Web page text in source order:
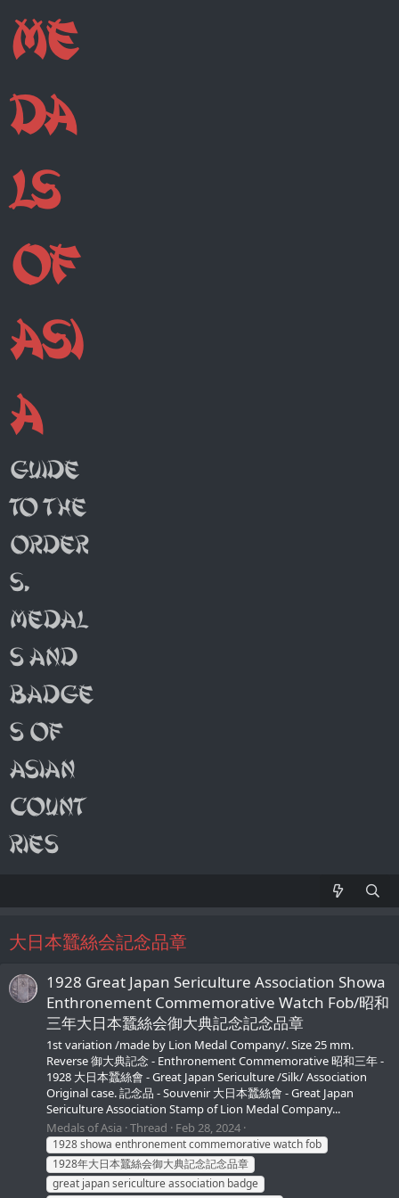
大日本蠶絲会記念品章
1928 Great Japan Sericulture Association Showa
Enthronement Commemorative Watch Fob/昭和
三年大日本蠶絲会御大典記念記念品章
1st variation /made by Lion Medal Company/. Size 25 mm.
Reverse 御大典記念 - Enthronement Commemorative 昭和三年 -
1928 大日本蠶絲會 - Great Japan Sericulture /Silk/ Association
Original case. 記念品 - Souvenir 大日本蠶絲會 - Great Japan
Sericulture Association Stamp of Lion Medal Company...
Medals of Asia Thread Feb 28, 2024
1928 showa enthronement commemorative watch fob
1928年大日本蠶絲会御大典記念記念品章
great japan sericulture association badge